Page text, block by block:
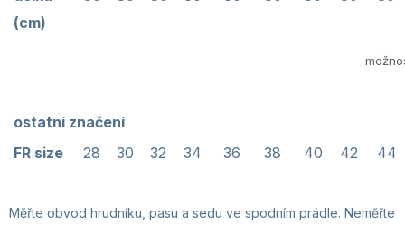
(cm)
ostatní značení
FR size
28 30 32 34 36 38 40 42 44
Měřte obvod hrudníku, pasu a sedu ve spodním prádle. Neměřte